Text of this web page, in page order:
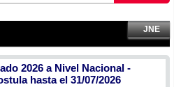
JNE
2026 a Nivel Nacional -
hasta el 31/07/2026